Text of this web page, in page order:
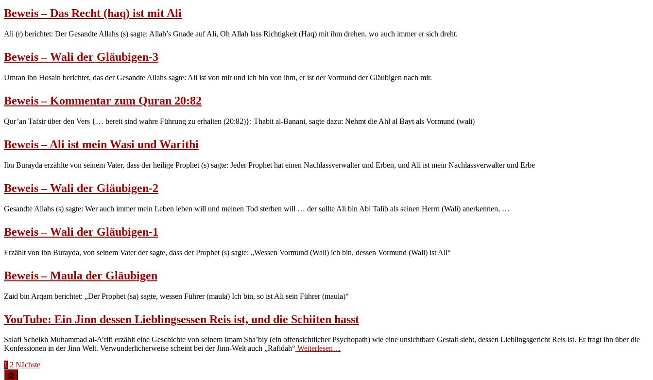
Beweis – Das Recht (haq) ist mit Ali
Ali (r) berichtet: Der Gesandte Allahs (s) sagte: Allah’s Gnade auf Ali, Oh Allah lass Richtigkeit (Haq) mit ihm drehen, wo auch immer er sich dreht.
Beweis – Wali der Gläubigen-3
Umran ibn Hosain berichtet, das der Gesandte Allahs sagte: Ali ist von mir und ich bin von ihm, er ist der Vormund der Gläubigen nach mir.
Beweis – Kommentar zum Quran 20:82
Qur’an Tafsir über den Vers {… bereit sind wahre Führung zu erhalten (20:82)}: Thabit al-Banani, sagte dazu: Nehmt die Ahl al Bayt als Vormund (wali)
Beweis – Ali ist mein Wasi und Warithi
Ibn Burayda erzählte von seinem Vater, dass der heilige Prophet (s) sagte: Jeder Prophet hat einen Nachlassverwalter und Erben, und Ali ist mein Nachlassverwalter und Erbe
Beweis – Wali der Gläubigen-2
Gesandte Allahs (s) sagte: Wer auch immer mein Leben leben will und meinen Tod sterben will … der sollte Ali bin Abi Talib als seinen Herrn (Wali) anerkennen, …
Beweis – Wali der Gläubigen-1
Erzählt von ibn Burayda, von seinem Vater der sagte, dass der Prophet (s) sagte: „Wessen Vormund (Wali) ich bin, dessen Vormund (Wali) ist Ali“
Beweis – Maula der Gläubigen
Zaid bin Arqam berichtet: „Der Prophet (sa) sagte, wessen Führer (maula) Ich bin, so ist Ali sein Führer (maula)“
YouTube: Ein Jinn dessen Lieblingsessen Reis ist, und die Schiiten hasst
Salafi Scheikh Muhammad al-A’rifi erzählt eine Geschichte von seinem Imam Sha’biy (ein offensichtlicher Psychopath) wie eine unsichtbare Gestalt sieht, dessen Lieblingsgericht Reis ist. Er fragt ihn über die
Konfessionen in der Jinn Welt. Verwunderlicherweise scheint bei der Jinn-Welt auch „Rafidah“ Weiterlesen…
Seitennummerierung
1 2 Nächste